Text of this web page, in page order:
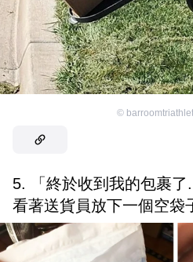
©
5. 「終於收到我的包裹了
看著送貨員放下一個空袋